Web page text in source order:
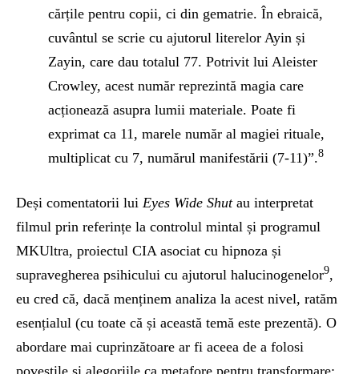
cărțile pentru copii, ci din gematrie. În ebraică,
cuvântul se scrie cu ajutorul literelor Ayin și
Zayin, care dau totalul 77. Potrivit lui Aleister
Crowley, acest număr reprezintă magia care
acționează asupra lumii materiale. Poate fi
exprimat ca 11, marele număr al magiei rituale,
multiplicat cu 7, numărul manifestării (7-11)”.8
Deși comentatorii lui Eyes Wide Shutau interpretat
filmul prin referințe la controlul mintal și programul
MKUltra, proiectul CIA asociat cu hipnoza și
supravegherea psihicului cu ajutorul halucinogenelor9,
eu cred că, dacă menținem analiza la acest nivel, ratăm
esențialul (cu toate că și această temă este prezentă). O
abordare mai cuprinzătoare ar fi aceea de a folosi
poveștile și alegoriile ca metafore pentru transformare: